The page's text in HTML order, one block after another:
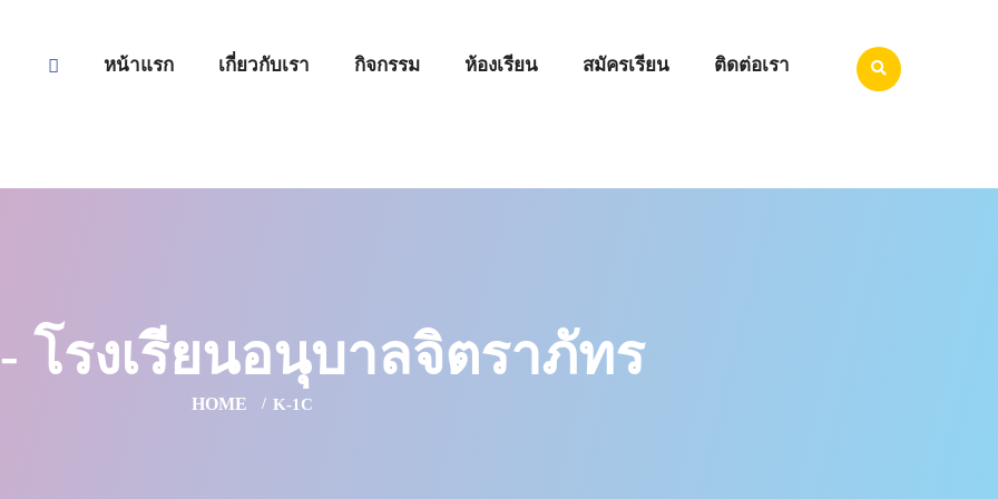
หน้าแรก เกี่ยวกับเรา กิจกรรม ห้องเรียน สมัครเรียน ติดต่อเรา
โรงเรียนอนุบาลจิตราภัทร
HOME K-1C